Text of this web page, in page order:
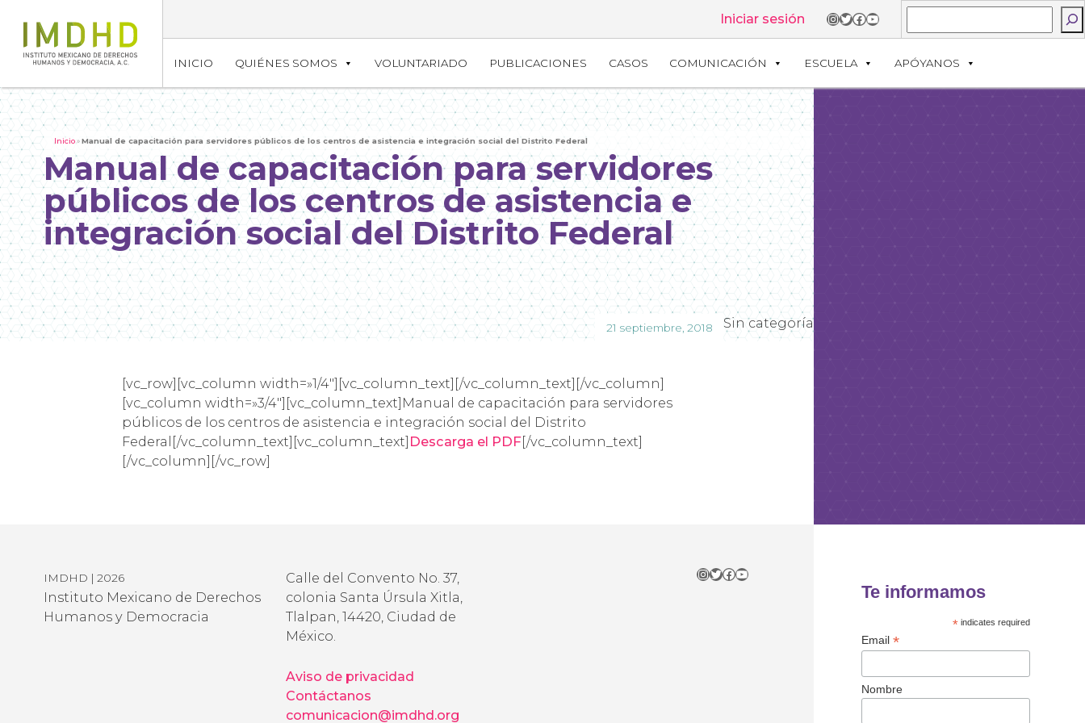
Buscar
Instagram
Twitter
Facebook
YouTube
Iniciar sesión
INICIO QUIÉNES SOMOS VOLUNTARIADO PUBLICACIONES CASOS COMUNICACIÓN ESCUELA APÓYANOS
Inicio»Manual de capacitación para servidores públicos de los centros de asistencia e integración social del Distrito Federal
Manual de capacitación para servidores
públicos de los centros de asistencia e
integración social del Distrito Federal
Sin categoría
21 septiembre, 2018
[vc_row][vc_column width=»1/4″][vc_column_text] [/vc_column_text][/vc_column]
[vc_column width=»3/4″][vc_column_text]Manual de capacitación para servidores
públicos de los centros de asistencia e integración social del Distrito
Federal[/vc_column_text][vc_column_text] Descarga el PDF[/vc_column_text]
[/vc_column][/vc_row]
IMDHD | 2026
Instituto Mexicano de Derechos
Humanos y Democracia
Calle del Convento No. 37,
colonia Santa Úrsula Xitla,
Tlalpan, 14420, Ciudad de
México.
Aviso de privacidad
Contáctanos
comunicacion@imdhd.org
Instagram
Twitter
Facebook
YouTube
Te informamos
* indicates required
Email *
Nombre